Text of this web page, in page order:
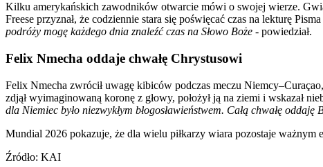
Kilku amerykańskich zawodników otwarcie mówi o swojej wierze.
Freese przyznał, że codziennie stara się poświęcać czas na lekturę
podróży mogę każdego dnia znaleźć czas na Słowo Boże - powiedział.
Felix Nmecha oddaje chwałę Chrystusowi
Felix Nmecha zwrócił uwagę kibiców podczas meczu
zdjął wyimaginowaną koronę z głowy, położył ją na ziemi i wskazał
dla Niemiec było niezwykłym błogosławieństwem. Całą chwałę
Mundial 2026 pokazuje, że dla wielu piłkarzy wiara pozostaje ważnym
Źródło: KAI